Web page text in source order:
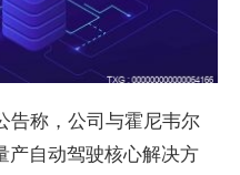
告称，公司与霍尼韦尔
产自动驾驶核心解决方